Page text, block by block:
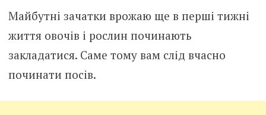
Майбутні зачатки врожаю ще в перші тижні
життя овочів і рослин починають
закладатися. Саме тому вам слід вчасно
починати посів.